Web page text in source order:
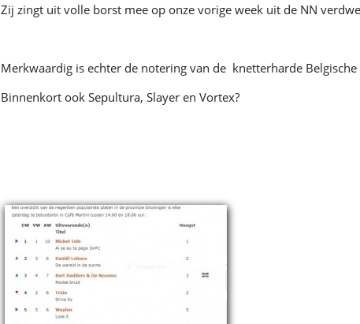
Zij zingt uit volle borst mee op onze vorige week uit de NN
Merkwaardig is echter de notering van de knetterharde
Binnenkort ook Sepultura, Slayer en Vortex?